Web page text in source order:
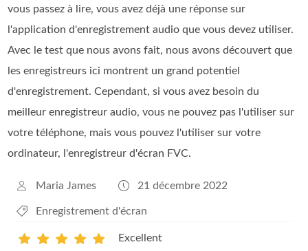
vous passez à lire, vous avez déjà une réponse sur
l'application d'enregistrement audio que vous devez utiliser.
Avec le test que nous avons fait, nous avons découvert que
les enregistreurs ici montrent un grand potentiel
d'enregistrement. Cependant, si vous avez besoin du
meilleur enregistreur audio, vous ne pouvez pas l'utiliser sur
votre téléphone, mais vous pouvez l'utiliser sur votre
ordinateur, l'enregistreur d'écran FVC.
Maria James 21 décembre 2022
Enregistrement d'écran
Excellent